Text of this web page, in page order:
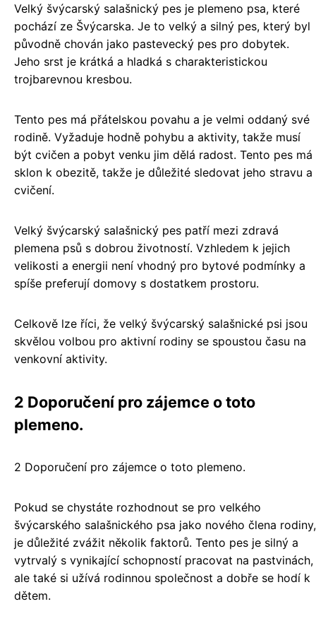
Velký švýcarský salašnický pes je plemeno psa, které
pochází ze Švýcarska. Je to velký a silný pes, který byl
původně chován jako pastevecký pes pro dobytek.
Jeho srst je krátká a hladká s charakteristickou
trojbarevnou kresbou.
Tento pes má přátelskou povahu a je velmi oddaný své
rodině. Vyžaduje hodně pohybu a aktivity, takže musí
být cvičen a pobyt venku jim dělá radost. Tento pes má
sklon k obezitě, takže je důležité sledovat jeho stravu a
cvičení.
Velký švýcarský salašnický pes patří mezi zdravá
plemena psů s dobrou životností. Vzhledem k jejich
velikosti a energii není vhodný pro bytové podmínky a
spíše preferují domovy s dostatkem prostoru.
Celkově lze říci, že velký švýcarský salašnické psi jsou
skvělou volbou pro aktivní rodiny se spoustou času na
venkovní aktivity.
2 Doporučení pro zájemce o toto
plemeno.
2 Doporučení pro zájemce o toto plemeno.
Pokud se chystáte rozhodnout se pro velkého
švýcarského salašnického psa jako nového člena rodiny,
je důležité zvážit několik faktorů. Tento pes je silný a
vytrvalý s vynikající schopností pracovat na pastvinách,
ale také si užívá rodinnou společnost a dobře se hodí k
dětem.